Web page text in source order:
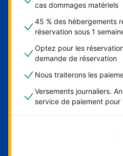
cas dommages matériels
45 % des hébergements
réservation sous 1
Optez pour les
demande de réservation
Nous traiterons les
Versements journaliers.
service de paiement pour
Démarrer